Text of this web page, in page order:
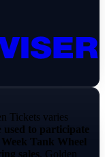
Tickets varies
used to participate
Tank Wheel
sales . Golden